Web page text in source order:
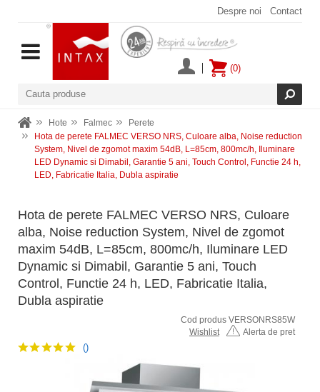
Despre noi Contact
(0)
Hote Falmec
Perete
Hota de perete FALMEC VERSO NRS, Culoare alba, Noise reduction
System, Nivel de zgomot maxim 54dB, L=85cm, 800mc/h, Iluminare
LED Dynamic si Dimabil, Garantie 5 ani, Touch Control, Functie 24 h,
LED, Fabricatie Italia, Dubla aspiratie
Hota de perete FALMEC VERSO NRS, Culoare
alba, Noise reduction System, Nivel de zgomot
maxim 54dB, L=85cm, 800mc/h, Iluminare LED
Dynamic si Dimabil, Garantie 5 ani, Touch
Control, Functie 24 h, LED, Fabricatie Italia,
Dubla aspiratie
Cod produs VERSONRS85W
Wishlist
Alerta de pret
()